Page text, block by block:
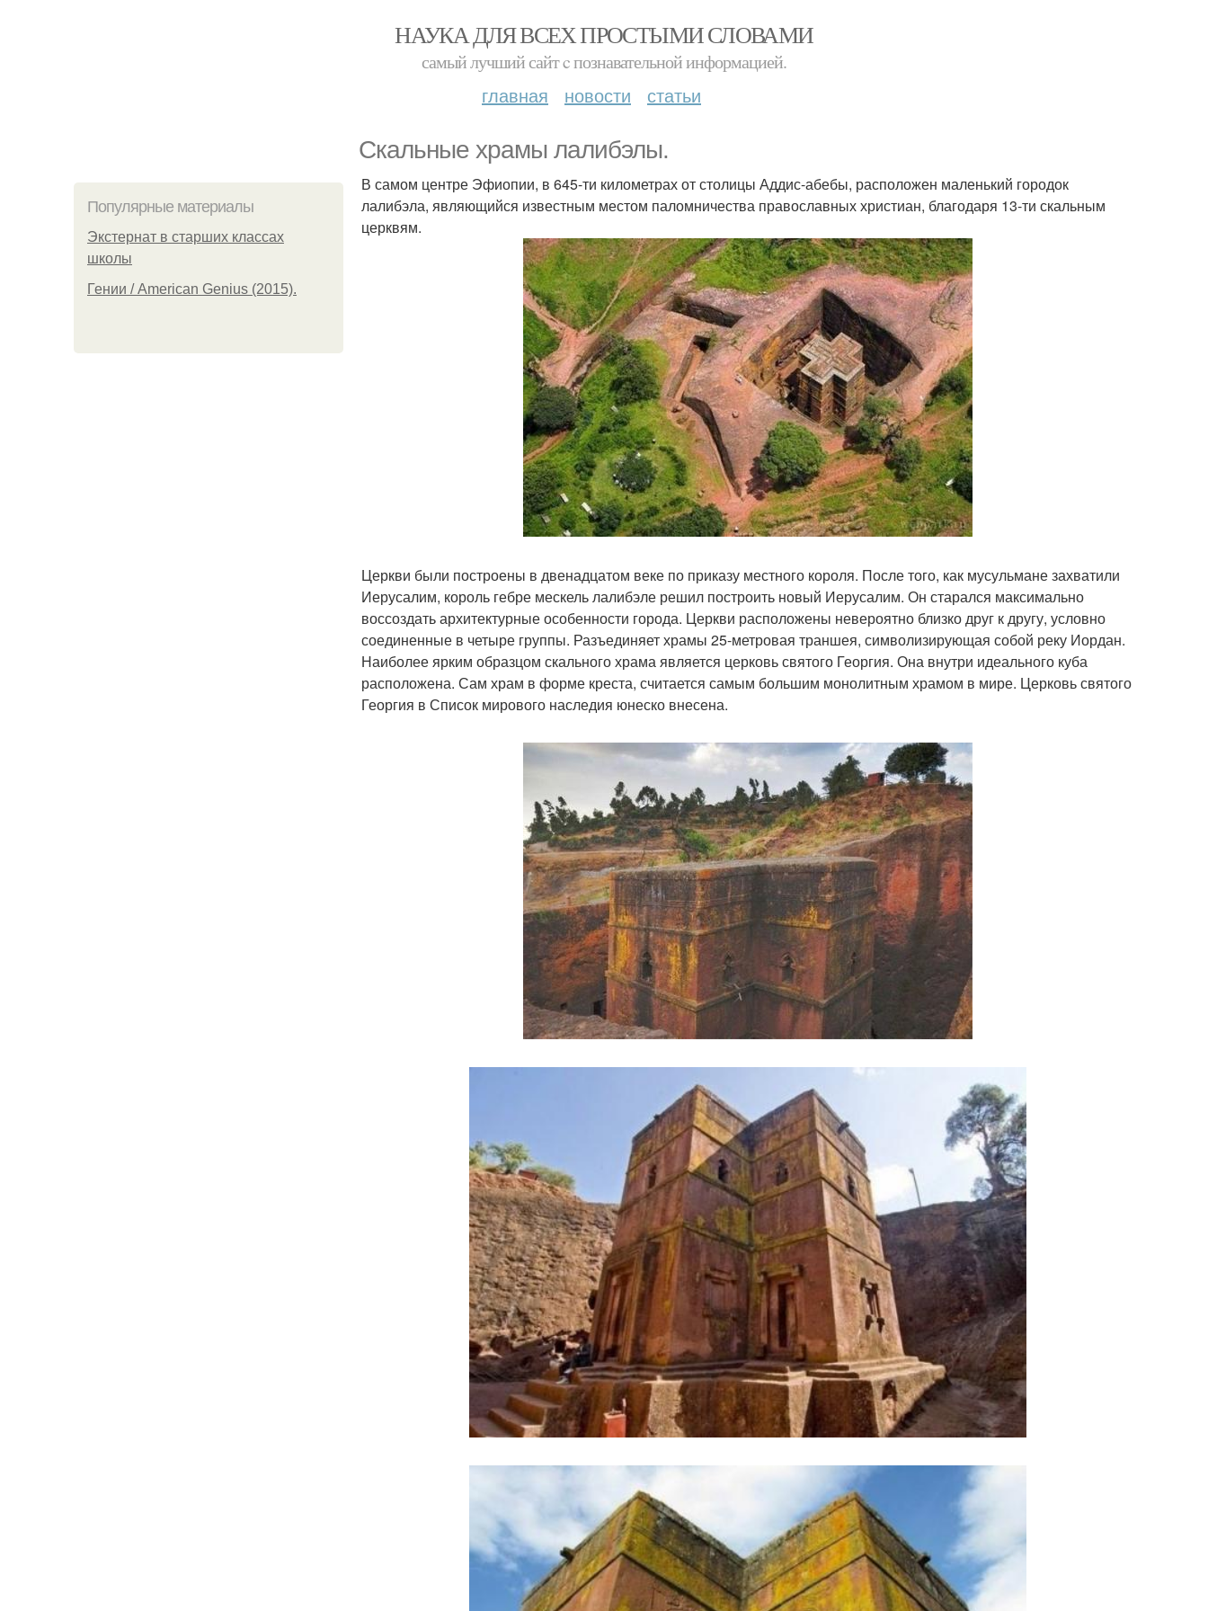
НАУКА ДЛЯ ВСЕХ ПРОСТЫМИ СЛОВАМИ
самый лучший сайт c познавательной информацией.
главная новости статьи
Скальные храмы лалибэлы.
Популярные материалы
Экстернат в старших классах
школы
Гении / American Genius (2015).
В самом центре Эфиопии, в 645-ти километрах от столицы Аддис-абебы, расположен маленький городок
лалибэла, являющийся известным местом паломничества православных христиан, благодаря 13-ти скальным
церквям.
Церкви были построены в двенадцатом веке по приказу местного короля. После того, как мусульмане захватили
Иерусалим, король гебре мескель лалибэле решил построить новый Иерусалим. Он старался максимально
воссоздать архитектурные особенности города. Церкви расположены невероятно близко друг к другу, условно
соединенные в четыре группы. Разъединяет храмы 25-метровая траншея, символизирующая собой реку Иордан.
Наиболее ярким образцом скального храма является церковь святого Георгия. Она внутри идеального куба
расположена. Сам храм в форме креста, считается самым большим монолитным храмом в мире. Церковь святого
Георгия в Список мирового наследия юнеско внесена.